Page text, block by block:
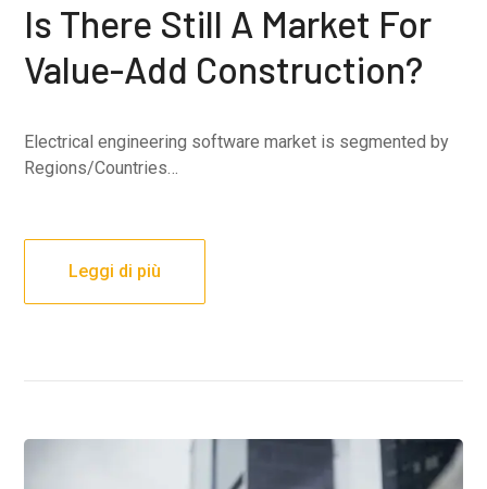
Is There Still A Market For
Value-Add Construction?
Electrical engineering software market is segmented by
Regions/Countries…
Leggi di più